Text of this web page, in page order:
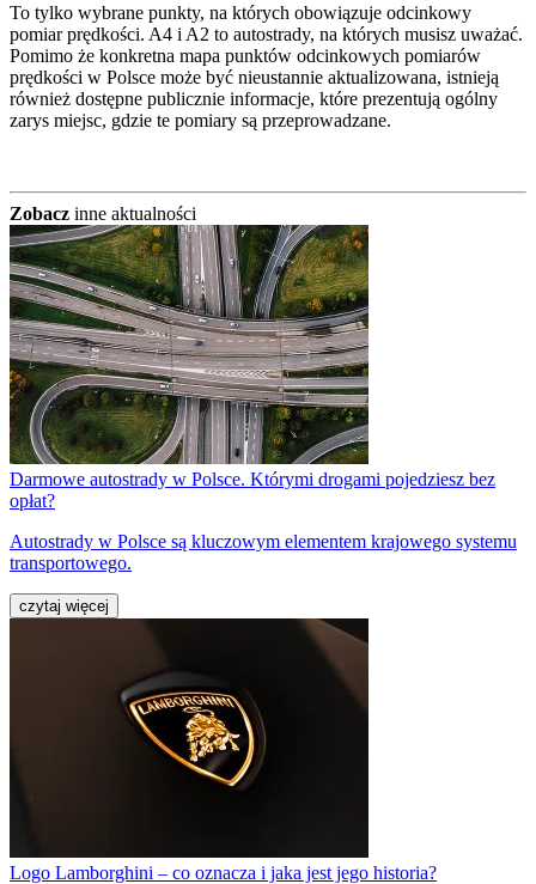
To tylko wybrane punkty, na których obowiązuje odcinkowy
pomiar prędkości. A4 i A2 to autostrady, na których musisz uważać.
Pomimo że konkretna mapa punktów odcinkowych pomiarów
prędkości w Polsce może być nieustannie aktualizowana, istnieją
również dostępne publicznie informacje, które prezentują ogólny
zarys miejsc, gdzie te pomiary są przeprowadzane.
Zobacz inne aktualności
Darmowe autostrady w Polsce. Którymi drogami pojedziesz bez
opłat?
Autostrady w Polsce są kluczowym elementem krajowego systemu
transportowego.
czytaj więcej
Logo Lamborghini – co oznacza i jaka jest jego historia?